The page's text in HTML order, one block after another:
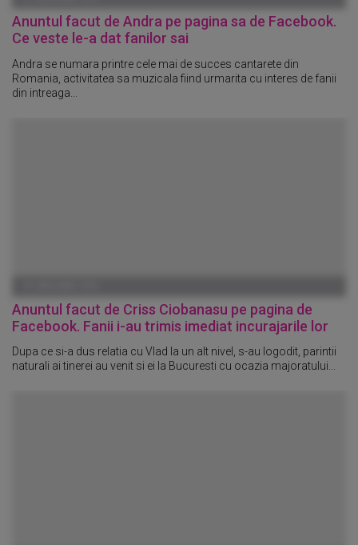
Anuntul facut de Andra pe pagina sa de Facebook.
Ce veste le-a dat fanilor sai
Andra se numara printre cele mai de succes cantarete din
Romania, activitatea sa muzicala fiind urmarita cu interes de fanii
din intreaga...
Anuntul facut de Criss Ciobanasu pe pagina de
Facebook. Fanii i-au trimis imediat incurajarile lor
Dupa ce si-a dus relatia cu Vlad la un alt nivel, s-au logodit, parintii
naturali ai tinerei au venit si ei la Bucuresti cu ocazia majoratului...